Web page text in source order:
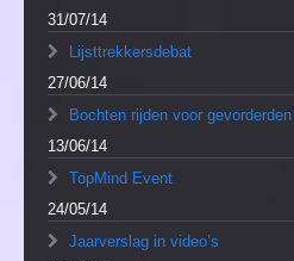
31/07/14
Lijsttrekkersdebat
27/06/14
Bochten rijden voor gevorderden
13/06/14
TopMind Event
24/05/14
Jaarverslag in video’s